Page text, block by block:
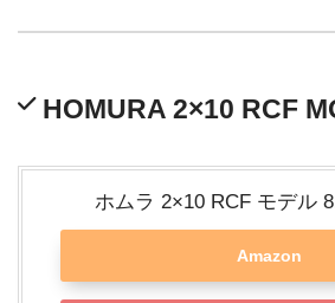
HOMURA 2×10 RCF
ホムラ 2×10 RCF モデル
Amazon